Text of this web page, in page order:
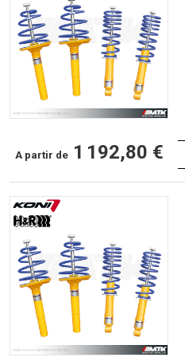
A partir de 1 192,80 €